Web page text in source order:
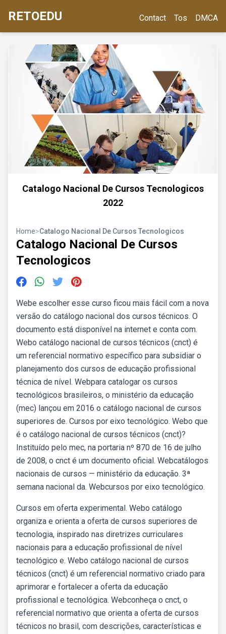
RETOEDU Contact Tos DMCA
Catalogo Nacional De Cursos Tecnologicos
2022
Home>Catalogo Nacional De Cursos Tecnologicos
Catalogo Nacional De Cursos
Tecnologicos
Webe escolher esse curso ficou mais fácil com a nova
versão do catálogo nacional dos cursos técnicos. O
documento está disponível na internet e conta com.
Webo catálogo nacional de cursos técnicos (cnct) é
um referencial normativo específico para subsidiar o
planejamento dos cursos de educação profissional
técnica de nível. Webpara catalogar os cursos
tecnológicos brasileiros, o ministério da educação
(mec) lançou em 2016 o catálogo nacional de cursos
superiores de. Cursos por eixo tecnológico. Webo que
é o catálogo nacional de cursos técnicos (cnct)?
Instituído pelo mec, na portaria nº 870 de 16 de julho
de 2008, o cnct é um documento oficial. Webcatálogos
nacionais de cursos — ministério da educação. 3ª
semana nacional da. Webcursos por eixo tecnológico.
Cursos em oferta experimental. Webo catálogo
organiza e orienta a oferta de cursos superiores de
tecnologia, inspirado nas diretrizes curriculares
nacionais para a educação profissional de nível
tecnológico e. Webo catálogo nacional de cursos
técnicos (cnct) é um referencial normativo criado para
aprimorar e fortalecer a oferta da educação
profissional e tecnológica. Webconheça o cnct, o
referencial normativo que orienta a oferta de cursos
técnicos no brasil, com descrições, características e